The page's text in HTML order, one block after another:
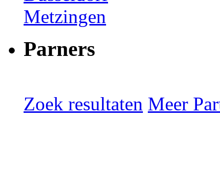
Metzingen
Parners
Zoek resultaten Meer